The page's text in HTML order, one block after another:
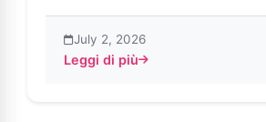
July 2, 2026
Leggi di più
about Aggiornare Instander